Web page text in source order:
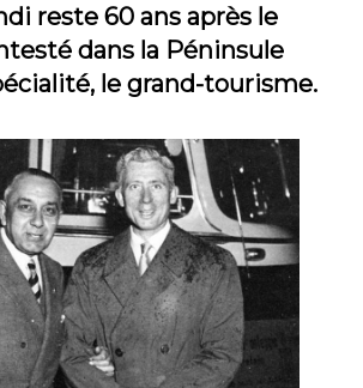
reste 60 ans après le
dans la Péninsule
le grand-tourisme.